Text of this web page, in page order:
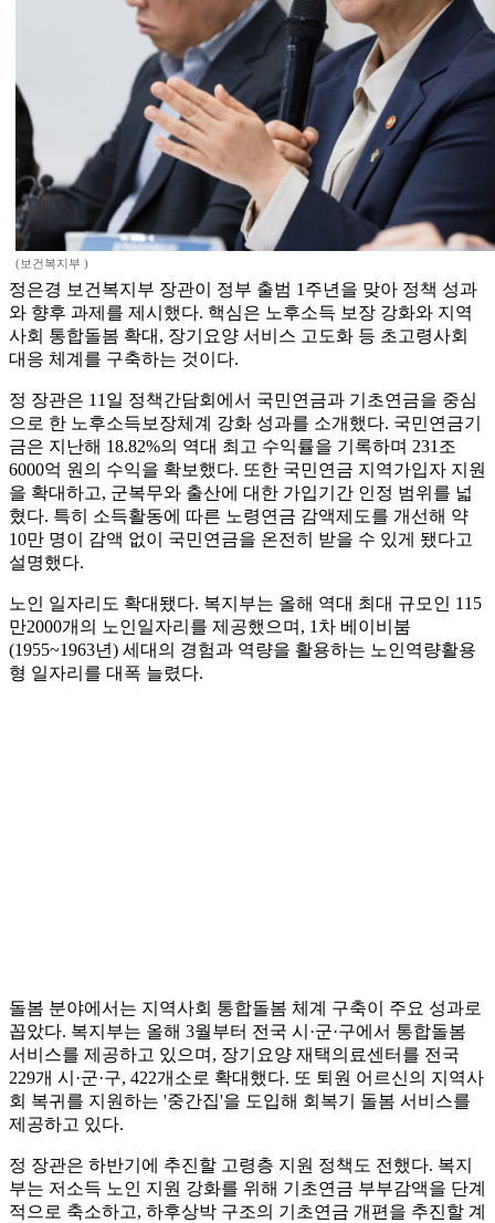
(보건복지부 )
정은경 보건복지부 장관이 정부 출범 1주년을 맞아 정책 성과
와 향후 과제를 제시했다. 핵심은 노후소득 보장 강화와 지역
사회 통합돌봄 확대, 장기요양 서비스 고도화 등 초고령사회
대응 체계를 구축하는 것이다.
정 장관은 11일 정책간담회에서 국민연금과 기초연금을 중심
으로 한 노후소득보장체계 강화 성과를 소개했다. 국민연금기
금은 지난해 18.82%의 역대 최고 수익률을 기록하며 231조
6000억 원의 수익을 확보했다. 또한 국민연금 지역가입자 지원
을 확대하고, 군복무와 출산에 대한 가입기간 인정 범위를 넓
혔다. 특히 소득활동에 따른 노령연금 감액제도를 개선해 약
10만 명이 감액 없이 국민연금을 온전히 받을 수 있게 됐다고
설명했다.
노인 일자리도 확대됐다. 복지부는 올해 역대 최대 규모인 115
만2000개의 노인일자리를 제공했으며, 1차 베이비붐
(1955~1963년) 세대의 경험과 역량을 활용하는 노인역량활용
형 일자리를 대폭 늘렸다.
돌봄 분야에서는 지역사회 통합돌봄 체계 구축이 주요 성과로
꼽았다. 복지부는 올해 3월부터 전국 시·군·구에서 통합돌봄
서비스를 제공하고 있으며, 장기요양 재택의료센터를 전국
229개 시·군·구, 422개소로 확대했다. 또 퇴원 어르신의 지역사
회 복귀를 지원하는 '중간집'을 도입해 회복기 돌봄 서비스를
제공하고 있다.
정 장관은 하반기에 추진할 고령층 지원 정책도 전했다. 복지
부는 저소득 노인 지원 강화를 위해 기초연금 부부감액을 단계
적으로 축소하고, 하후상박 구조의 기초연금 개편을 추진할 계